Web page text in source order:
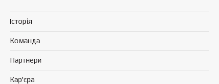
Історія
Команда
Партнери
Кар'єра